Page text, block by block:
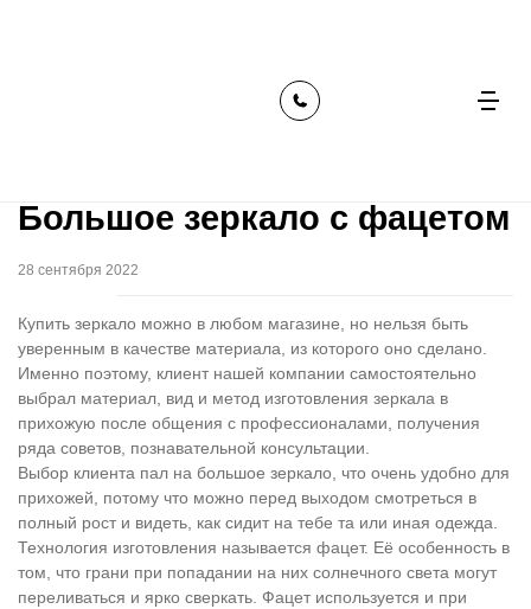
большое зеркало с фацетом
Большое зеркало с фацетом
28 сентября 2022
Купить зеркало можно в любом магазине, но нельзя быть
уверенным в качестве материала, из которого оно сделано.
Именно поэтому, клиент нашей компании самостоятельно
выбрал материал, вид и метод изготовления зеркала в
прихожую после общения с профессионалами, получения
ряда советов, познавательной консультации.
Выбор клиента пал на большое зеркало, что очень удобно для
прихожей, потому что можно перед выходом смотреться в
полный рост и видеть, как сидит на тебе та или иная одежда.
Технология изготовления называется фацет. Её особенность в
том, что грани при попадании на них солнечного света могут
переливаться и ярко сверкать. Фацет используется и при